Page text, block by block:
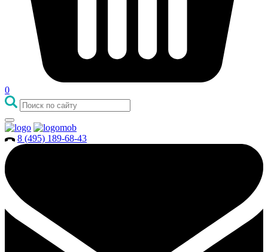
0
8 (495) 189-68-43